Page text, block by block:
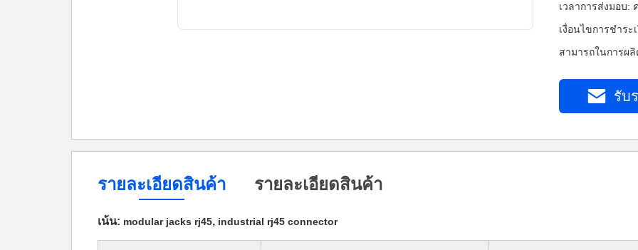
เวลาการส่งมอบ:
เงื่อนไขการชำระ
สามารถในการผลิ
รับ
รายละเอียดสินค้า รายละเอียดสินค้า
เน้น: modular jacks rj45, industrial rj45 connector